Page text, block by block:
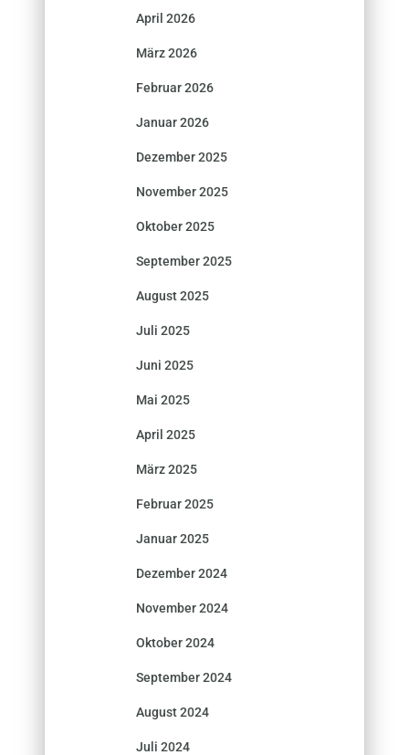
April 2026
März 2026
Februar 2026
Januar 2026
Dezember 2025
November 2025
Oktober 2025
September 2025
August 2025
Juli 2025
Juni 2025
Mai 2025
April 2025
März 2025
Februar 2025
Januar 2025
Dezember 2024
November 2024
Oktober 2024
September 2024
August 2024
Juli 2024